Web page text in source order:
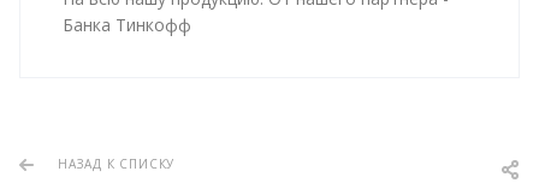
Банка Тинкофф
НАЗАД К СПИСКУ